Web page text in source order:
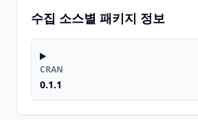
수집 소스별 패키지 정보
CRAN
0.1.1